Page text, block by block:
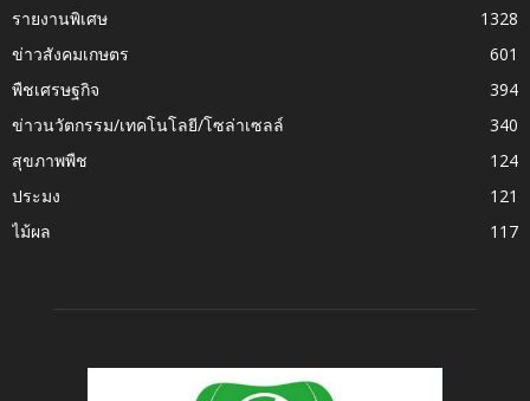
รายงานพิเศษ
1328
ข่าวสังคมเกษตร
601
พืชเศรษฐกิจ
394
ข่าวนวัตกรรม/เทคโนโลยี/โซล่าเซลล์
340
สุขภาพพืช
124
ประมง
121
ไม้ผล
117